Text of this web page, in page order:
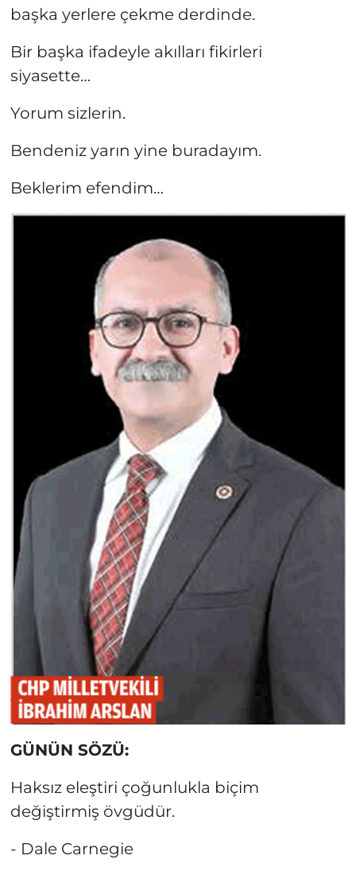
başka yerlere çekme derdinde.
Bir başka ifadeyle akılları fikirleri
siyasette…
Yorum sizlerin.
Bendeniz yarın yine buradayım.
Beklerim efendim…
GÜNÜN SÖZÜ:
Haksız eleştiri çoğunlukla biçim
değiştirmiş övgüdür.
- Dale Carnegie